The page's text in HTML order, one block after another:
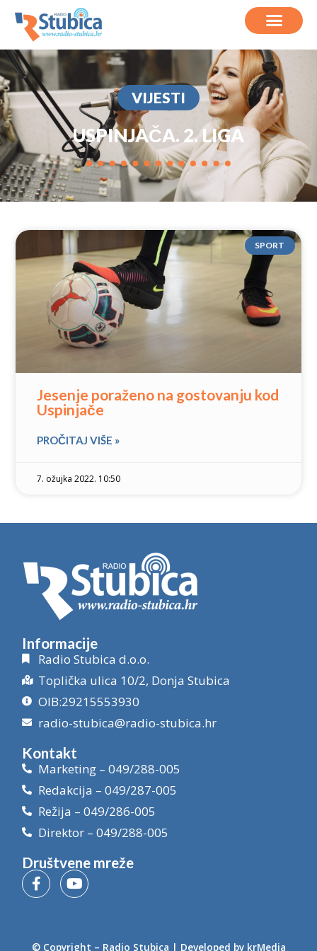
VIJESTI
USPINJAČA. 2. LIGA
SPORT
Jesenje poraženo na gostovanju kod
Uspinjače
PROČITAJ VIŠE »
7. ožujka 2022. 10:50
Informacije
Radio Stubica d.o.o.
Toplička ulica 10/2, Donja Stubica
OIB:29215553930
radio-stubica@radio-stubica.hr
Kontakt
Marketing – 049/288-005
Redakcija – 049/287-005
Režija – 049/286-005
Direktor – 049/288-005
Društvene mreže
© Copyright – Radio Stubica | Developed by krMedia